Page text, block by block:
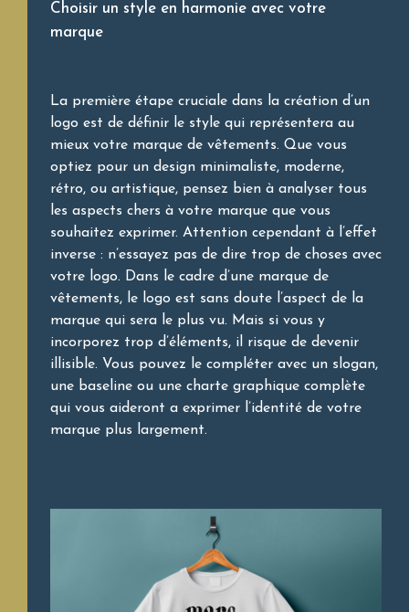
Choisir un style en harmonie avec votre
marque
La première étape cruciale dans la création d’un
logo est de définir le style qui représentera au
mieux votre marque de vêtements. Que vous
optiez pour un design minimaliste, moderne,
rétro, ou artistique, pensez bien à analyser tous
les aspects chers à votre marque que vous
souhaitez exprimer. Attention cependant à l’effet
inverse : n’essayez pas de dire trop de choses avec
votre logo. Dans le cadre d’une marque de
vêtements, le logo est sans doute l’aspect de la
marque qui sera le plus vu. Mais si vous y
incorporez trop d’éléments, il risque de devenir
illisible. Vous pouvez le compléter avec un slogan,
une baseline ou une charte graphique complète
qui vous aideront a exprimer l’identité de votre
marque plus largement.